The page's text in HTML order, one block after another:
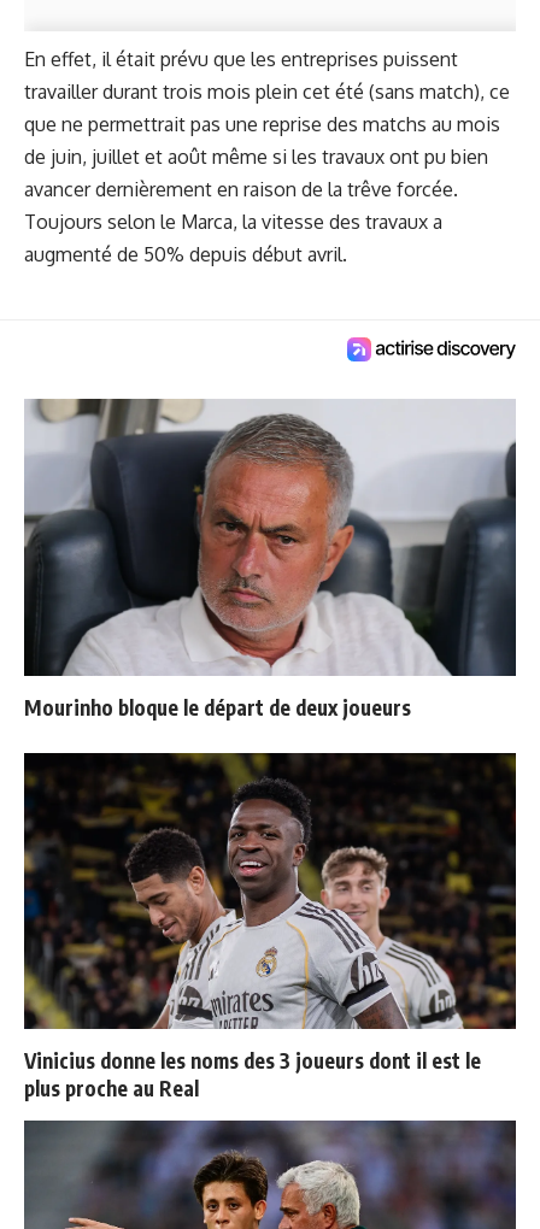
En effet, il était prévu que les entreprises puissent
travailler durant trois mois plein cet été (sans match), ce
que ne permettrait pas une reprise des matchs au mois
de juin, juillet et août même si les travaux ont pu bien
avancer dernièrement en raison de la trêve forcée.
Toujours selon le Marca, la vitesse des travaux a
augmenté de 50% depuis début avril.
Mourinho bloque le départ de deux joueurs
Vinicius donne les noms des 3 joueurs dont il est le
plus proche au Real